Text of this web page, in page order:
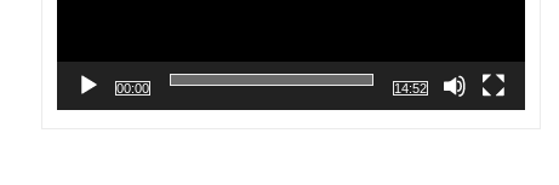
00:00 14:52